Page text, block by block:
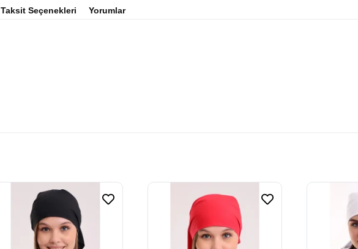
Taksit Seçenekleri Yorumlar